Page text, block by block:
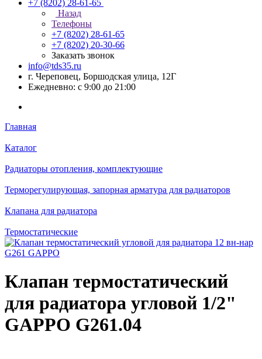
+7 (8202) 28‑61-65
Назад
Телефоны
+7 (8202) 28‑61-65
+7 (8202) 20‑30-66
Заказать звонок
info@tds35.ru
г. Череповец, Боршодская улица, 12Г
Ежедневно: с 9:00 до 21:00
Главная
Каталог
Радиаторы отопления, комплектующие
Терморегулирующая, запорная арматура для радиаторов
Клапана для радиатора
Термостатические
Клапан термостатический
для радиатора угловой 1/2"
GAPPO G261.04